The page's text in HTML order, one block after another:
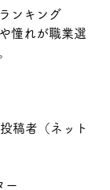
ンキング
憧れが職業選
稿者（ネット
ー